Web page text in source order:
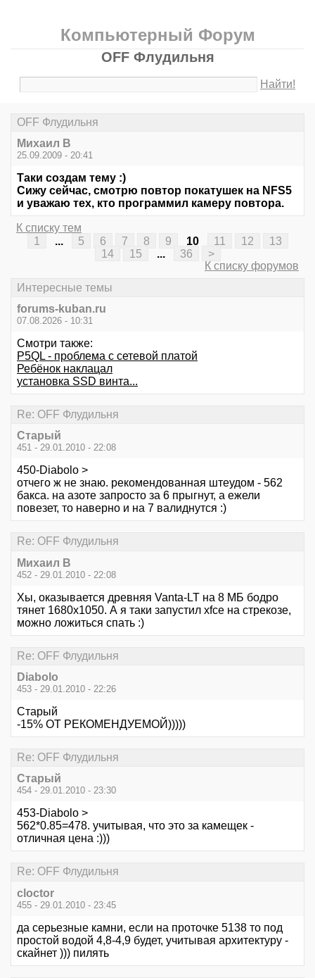
Компьютерный Форум
OFF Флудильня
Найти!
OFF Флудильня
Михаил В
25.09.2009 - 20:41
Таки создам тему :)
Сижу сейчас, смотрю повтор покатушек на NFS5
и уважаю тех, кто программил камеру повтора.
К списку тем
1
5 6 7 8 9 10 11 12
13
14
15 36
>
К списку форумов
Интересные темы
forums-kuban.ru
07.08.2026 - 10:31
Смотри также:
P5QL - проблема с сетевой платой
Ребёнок наклацал
установка SSD винта...
Re: OFF Флудильня
Старый
451 - 29.01.2010 - 22:08
450-Diabolo >
отчего ж не знаю. рекомендованная штеудом - 562
бакса. на азоте запросто за 6 прыгнут, а ежели
повезет, то наверно и на 7 валиднутся :)
Re: OFF Флудильня
Михаил В
452 - 29.01.2010 - 22:08
Хы, оказывается древняя Vanta-LT на 8 МБ бодро
тянет 1680х1050. А я таки запустил xfce на стрекозе,
можно ложиться спать :)
Re: OFF Флудильня
Diabolo
453 - 29.01.2010 - 22:26
Старый
-15% ОТ РЕКОМЕНДУЕМОЙ)))))
Re: OFF Флудильня
Старый
454 - 29.01.2010 - 23:30
453-Diabolo >
562*0.85=478. учитывая, что это за камещек -
отличная цена :)))
Re: OFF Флудильня
cloctor
455 - 29.01.2010 - 23:45
да серьезные камни, если на проточке 5138 то под
простой водой 4,8-4,9 будет, учитывая архитектуру -
скайнет ))) пилять